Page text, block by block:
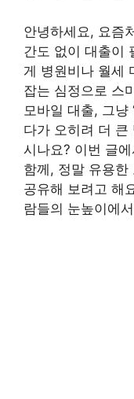
안녕하세요, 요즘
간도 없이 대출이
게 병원비나 월세
잡는 심정으로 스
모바일 대출, 그냥
다가 오히려 더
시나요? 이번 글
함께, 정말 유용한
공유해 보려고 해
람들의 눈높이에